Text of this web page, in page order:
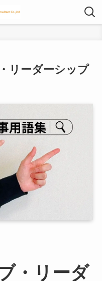
リーダーシップ
・リーダ